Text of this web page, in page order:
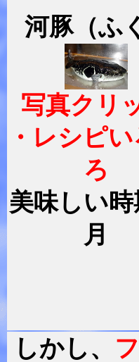
河豚（ふ
写真クリ
・レシピ
ろ
美味しい時
月
しかし、